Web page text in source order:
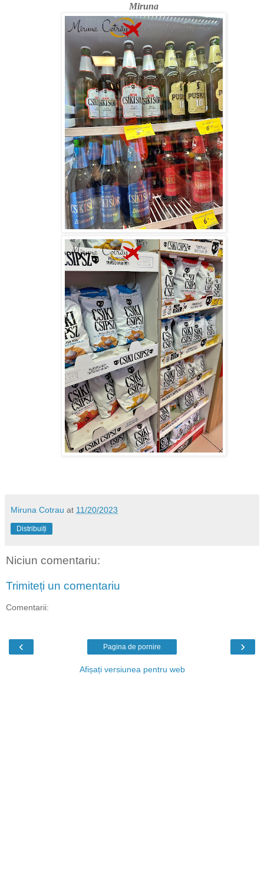
Miruna
Miruna Cotrau at 11/20/2023
Distribuiți
Niciun comentariu:
Trimiteți un comentariu
Comentarii:
‹ ›
Pagina de pornire
Afișați versiunea pentru web